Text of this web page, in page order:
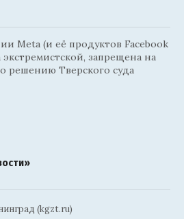
Meta (и её продуктов Facebook
запрещена на
решению Тверского суда
(kgzt.ru)